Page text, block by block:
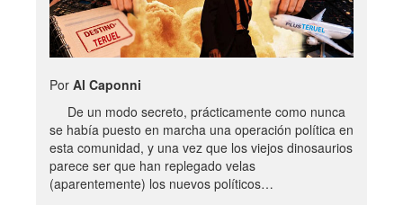
Por Al Caponni
De un modo secreto, prácticamente como nunca
se había puesto en marcha una operación política en
esta comunidad, y una vez que los viejos dinosaurios
parece ser que han replegado velas
(aparentemente) los nuevos políticos…